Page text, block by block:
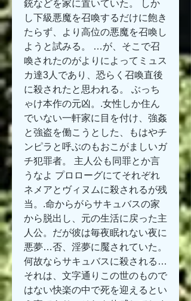
銃などを家に置いていた。 しか
し下級悪魔を召喚するだけに飽き
たらず、より高位の悪魔を召喚し
ようと試みる。 …が、そこで召
喚されたのがよりによってミュス
カ達3人であり、恐らく召喚直後
に殺されたと思われる。 ぶっち
ゃけ本作の元凶。.女性しか住ん
でいない一軒家に目を付け、強姦
と強盗を働こうとした、もはやチ
ンピラと呼ぶのもおこがましいガ
チ犯罪者。 主人公も同罪とか言
うなよ プロローグにてそれぞれ
ネメアとヴィヌムに殺されるが残
当。.命からがらサキュバスの家
から脱出し、元の生活に戻った主
人公。だが彼は毎夜眠れない夜に
悪夢…否、淫夢に魘されていた。
何故ならサキュバスに殺される…
それは、文字通りこの世のもので
はない快楽の中で死を迎えるとい